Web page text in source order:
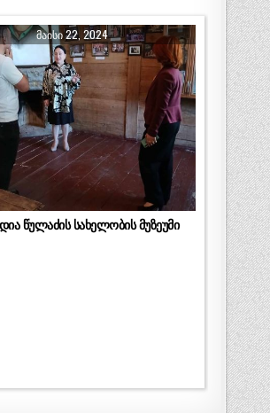
ᲛᲐᲘᲡᲘ 22, 2024
წულაძის სახელობის მუზეუმი